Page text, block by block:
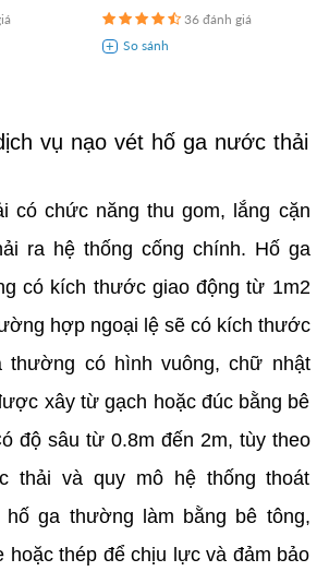
36 đánh giá
vụ nạo vét hố ga nước thải
có chức năng thu gom, lắng cặn
ra hệ thống cống chính. Hố ga
có kích thước giao động từ 1m2
hợp ngoại lệ sẽ có kích thước
thường có hình vuông, chữ nhật
xây từ gạch hoặc đúc bằng bê
độ sâu từ 0.8m đến 2m, tùy theo
thải và quy mô hệ thống thoát
hố ga thường làm bằng bê tông,
hoặc thép để chịu lực và đảm bảo